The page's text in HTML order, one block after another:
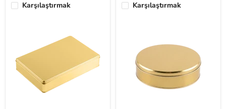
Karşılaştırmak Karşılaştırmak